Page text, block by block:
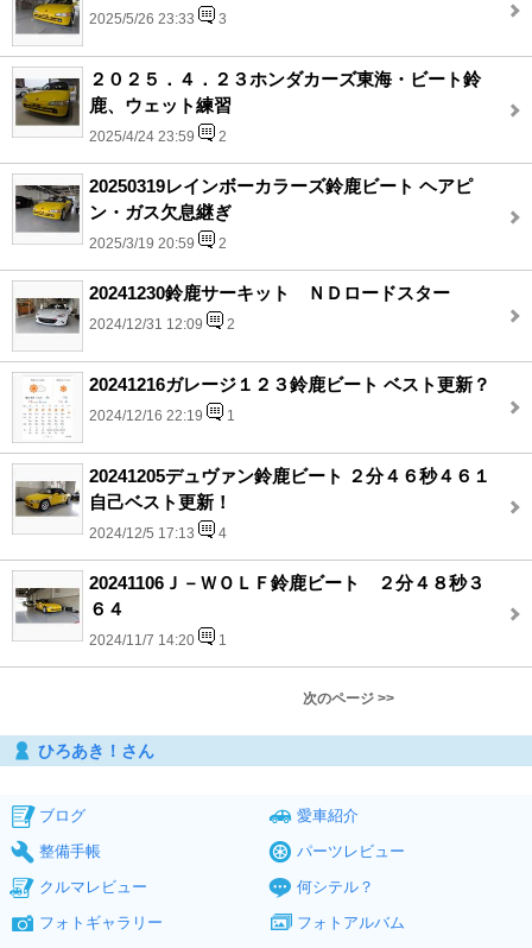
2025/5/26 23:33 3
２０２５．４．２３ホンダカーズ東海・ビート鈴
鹿、ウェット練習
2025/4/24 23:59 2
20250319レインボーカラーズ鈴鹿ビート ヘアピ
ン・ガス欠息継ぎ
2025/3/19 20:59 2
20241230鈴鹿サーキット ＮＤロードスター
2024/12/31 12:09 2
20241216ガレージ１２３鈴鹿ビート ベスト更新？
2024/12/16 22:19 1
20241205デュヴァン鈴鹿ビート ２分４６秒４６１
自己ベスト更新！
2024/12/5 17:13 4
20241106Ｊ－ＷＯＬＦ鈴鹿ビート ２分４８秒３
６４
2024/11/7 14:20 1
次のページ >>
ひろあき！さん
ブログ
愛車紹介
整備手帳
パーツレビュー
クルマレビュー
何シテル？
フォトギャラリー
フォトアルバム